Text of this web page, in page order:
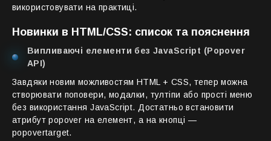
використовувати на практиці.
Новинки в HTML/CSS: список та пояснення
Випливаючі елементи без JavaScript (Popover
API)
Завдяки новим можливостям HTML + CSS, тепер можна
створювати поповери, модалки, тултіпи або прості меню
без використання JavaScript. Достатньо встановити
атрибут popover на елемент, а на кнопці —
popovertarget.